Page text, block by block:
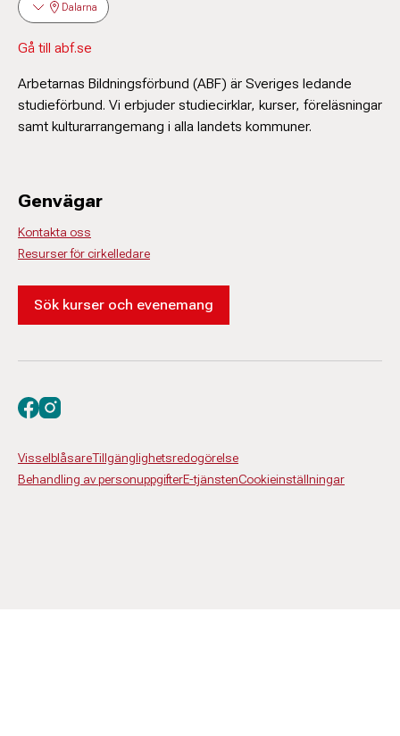
Dalarna
Gå till abf.se
Arbetarnas Bildningsförbund (ABF) är Sveriges ledande
studieförbund. Vi erbjuder studiecirklar, kurser, föreläsningar
samt kulturarrangemang i alla landets kommuner.
Genvägar
Kontakta oss
Resurser för cirkelledare
Sök kurser och evenemang
VisselblåsareTillgänglighetsredogörelse
Behandling av personuppgifterE-tjänstenCookieinställningar
Besök oss på facebook
Besök oss på instagram